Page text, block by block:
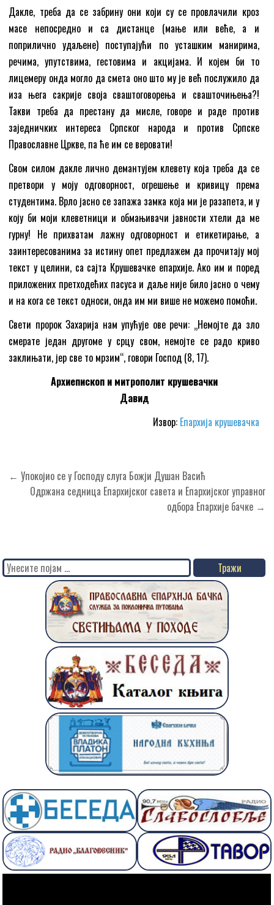
Дакле, треба да се забрину они који су се провлачили кроз
масе непосредно и са дистанце (мање или веће, а и
поприлично удаљене) поступајући по усташким манирима,
речима, упутствима, гестовима и акцијама. И којем би то
лицемеру онда могло да смета оно што му је већ послужило да
иза њега сакрије своја сваштоговорења и свашточињења?!
Такви треба да престану да мисле, говоре и раде против
заједничких интереса Српског народа и против Српске
Православне Цркве, па ће им се веровати!
Свом силом дакле лично демантујем клевету која треба да се
претвори у моју одговорност, огрешење и кривицу према
студентима. Врло јасно се запажа замка која ми је разапета, и у
коју би моји клеветници и обмањивачи јавности хтели да ме
гурну! Не прихватам лажну одговорност и етикетирање, а
заинтересованима за истину опет предлажем да прочитају мој
текст у целини, са сајта Крушевачке епархије. Ако им и поред
приложених претходећих пасуса и даље није било јасно о чему
и на кога се текст односи, онда им ми више не можемо помоћи.
Свети пророк Захарија нам упућује ове речи: „Немојте да зло
смерате један другоме у срцу свом, немојте се радо криво
заклињати, јер све то мрзим“, говори Господ (8, 17).
Архиепископ и митрополит крушевачки
Давид
Извор: Епархија крушевачка
Кретање
чланка
← Упокојио се у Господу слуга Божји Душан Васић
Одржана седница Епархијског савета и Епархијског управног
одбора Епархије бачке →
Search
for: